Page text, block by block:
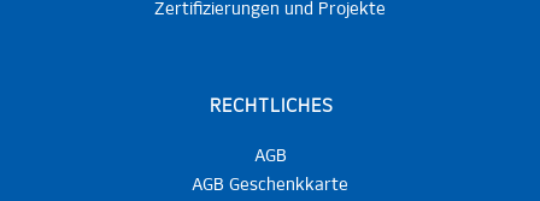
Zertifizierungen und Projekte
RECHTLICHES
AGB
AGB Geschenkkarte